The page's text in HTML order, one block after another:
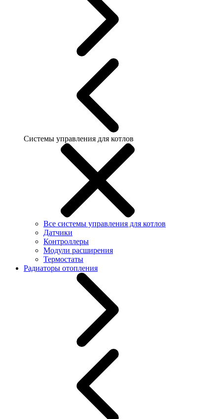
Системы управления для котлов
Все системы управления для котлов
Датчики
Контроллеры
Модули расширения
Термостаты
Радиаторы отопления